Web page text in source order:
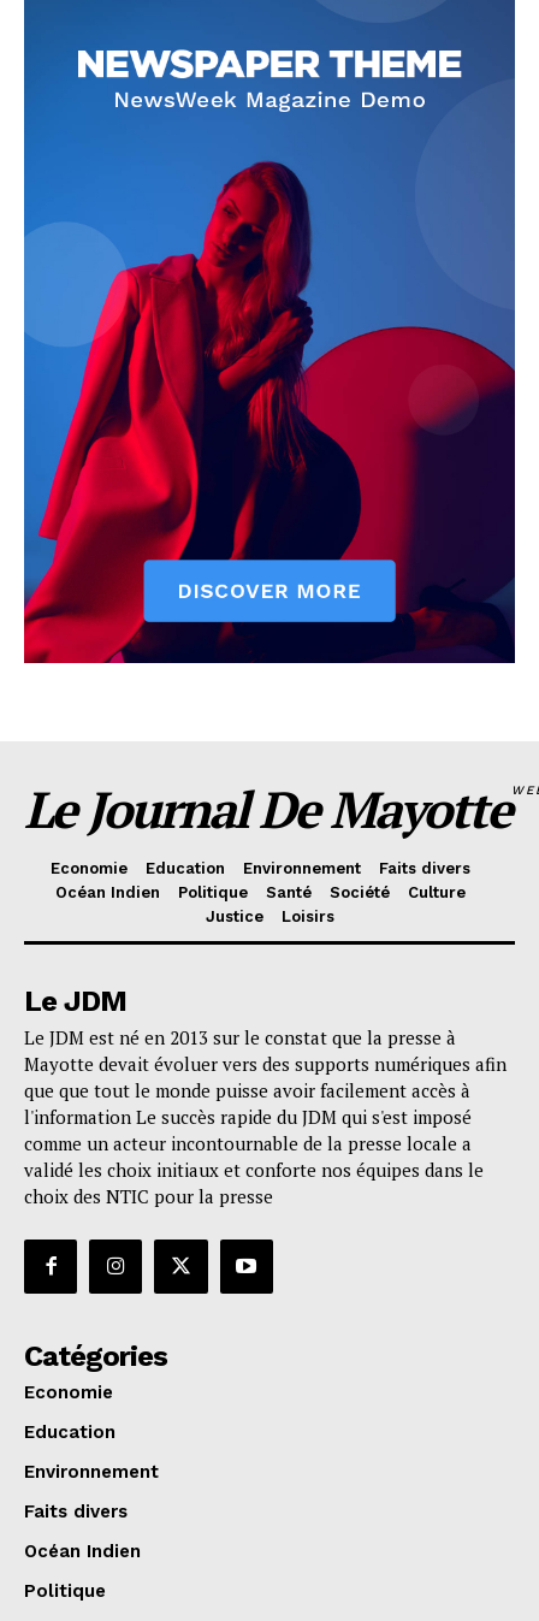
Le Journal De Mayotte
Economie Education Environnement
Faits divers
Océan Indien
Politique Santé Société
Culture
Justice
Loisirs
Le JDM
Le JDM est né en 2013 sur le constat que la presse à
Mayotte devait évoluer vers des supports numériques afin
que que tout le monde puisse avoir facilement accès à
l'information Le succès rapide du JDM qui s'est imposé
comme un acteur incontournable de la presse locale a
validé les choix initiaux et conforte nos équipes dans le
choix des NTIC pour la presse
Catégories
Economie
Education
Environnement
Faits divers
Océan Indien
Politique